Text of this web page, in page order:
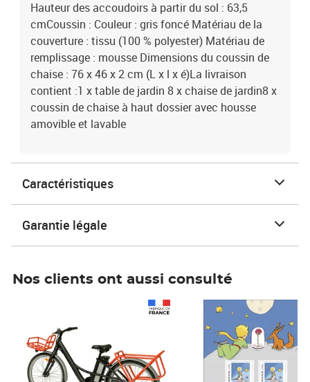
Hauteur des accoudoirs à partir du sol : 63,5
cmCoussin : Couleur : gris foncé Matériau de la
couverture : tissu (100 % polyester) Matériau de
remplissage : mousse Dimensions du coussin de
chaise : 76 x 46 x 2 cm (L x l x é)La livraison
contient :1 x table de jardin 8 x chaise de jardin8 x
coussin de chaise à haut dossier avec housse
amovible et lavable
Caractéristiques
Garantie légale
Nos clients ont aussi consulté
Prix 7,50€